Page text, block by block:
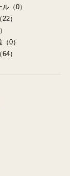
（0）
）
0）
）